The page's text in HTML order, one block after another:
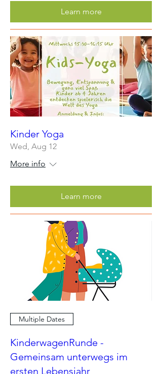
Learn more
Kinder Yoga
Wed, Aug 12
More info
Learn more
Multiple Dates
KinderwagenRunde -
Gemeinsam unterwegs im
ersten Lebensjahr